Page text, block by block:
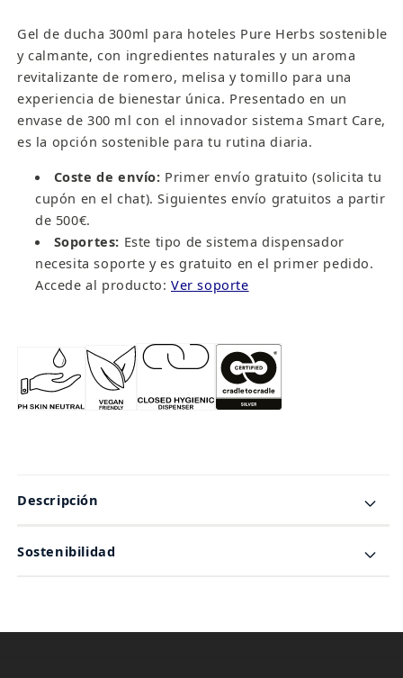
Herbs
-
Smart
Care
Herbs
-
Smart
Care
Solicitar muestras gratuitas
Nombre del
hotel *
Correo
electrónico *
Teléfono *
Enviar solicitud
Gel de ducha 300ml para hoteles Pure Herbs sostenible
y calmante, con ingredientes naturales y un aroma
revitalizante de romero, melisa y tomillo para una
experiencia de bienestar única. Presentado en un
envase de 300 ml con el innovador sistema Smart Care,
es la opción sostenible para tu rutina diaria.
Coste de envío: Primer envío gratuito (solicita tu
cupón en el chat). Siguientes envío gratuitos a partir
de 500€.
Soportes: Este tipo de sistema dispensador
necesita soporte y es gratuito en el primer pedido.
Accede al producto: Ver soporte
Descripción
Sostenibilidad